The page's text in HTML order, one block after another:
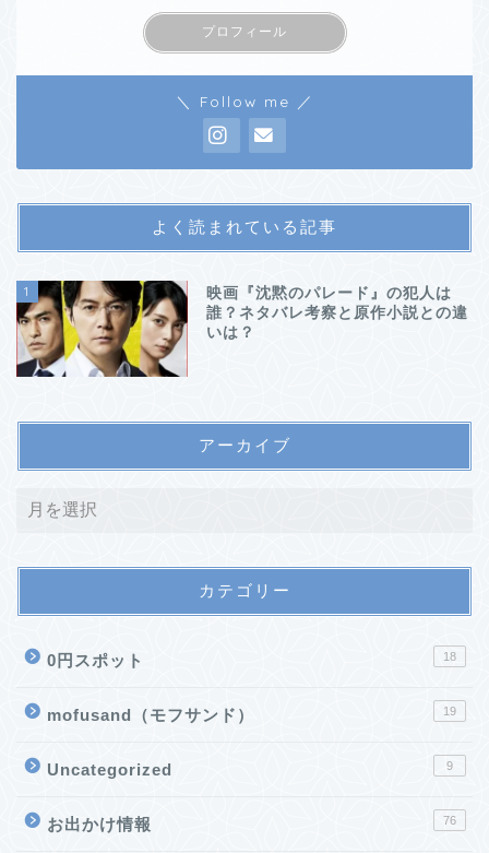
プロフィール
＼ Follow me ／
よく読まれている記事
1
映画『沈黙のパレード』の犯人は
誰？ネタバレ考察と原作小説との違
いは？
アーカイブ
カテゴリー
0円スポット 18
mofusand（モフサンド） 19
Uncategorized 9
お出かけ情報 76